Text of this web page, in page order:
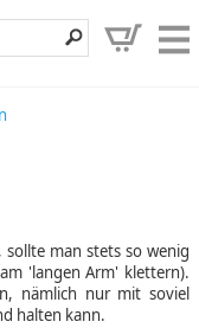
Angebote
Hilfe, Kontakt
sollte man stets so wenig
'langen Arm' klettern).
nämlich nur mit soviel
halten kann.